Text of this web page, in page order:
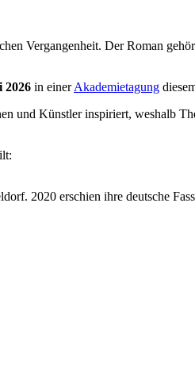
Vergangenheit. Der Roman
2026 in einerAkademietagung
und Künstler inspiriert, weshalb
2020 erschien ihre deutsche